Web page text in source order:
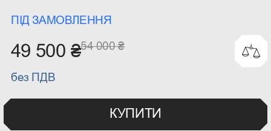
ПІД ЗАМОВЛЕННЯ
49 500 ₴54 000 ₴
без ПДВ
КУПИТИ